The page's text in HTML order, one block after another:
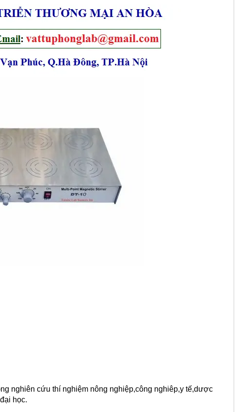
nghiên cứu thí nghiệm nông nghiệp,công nghiêp,y tế,dược
học.